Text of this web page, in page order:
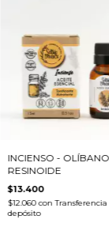
INCIENSO - OLÍBANO
RESINOIDE
$13.400
$12.060con Transferencia
depósito